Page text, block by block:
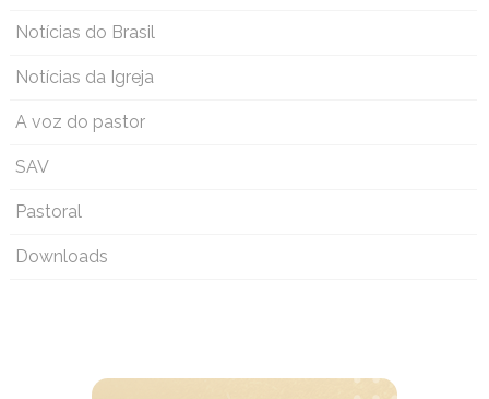
Notícias do Brasil
Notícias da Igreja
A voz do pastor
SAV
Pastoral
Downloads